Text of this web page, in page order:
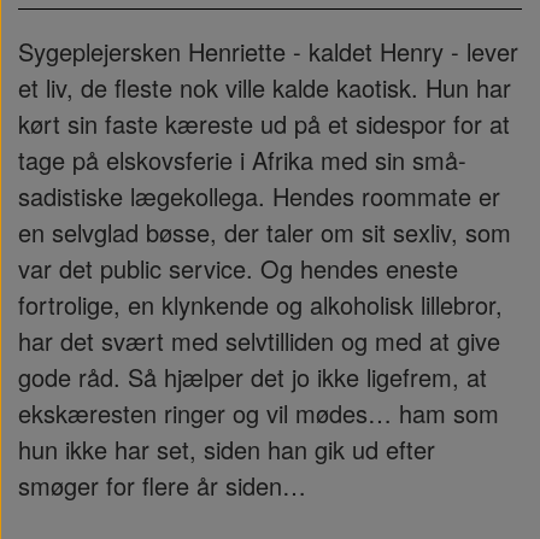
Sygeplejersken Henriette - kaldet Henry - lever
et liv, de fleste nok ville kalde kaotisk. Hun har
kørt sin faste kæreste ud på et sidespor for at
tage på elskovsferie i Afrika med sin små-
sadistiske lægekollega. Hendes roommate er
en selvglad bøsse, der taler om sit sexliv, som
var det public service. Og hendes eneste
fortrolige, en klynkende og alkoholisk lillebror,
har det svært med selvtilliden og med at give
gode råd. Så hjælper det jo ikke ligefrem, at
ekskæresten ringer og vil mødes… ham som
hun ikke har set, siden han gik ud efter
smøger for flere år siden…